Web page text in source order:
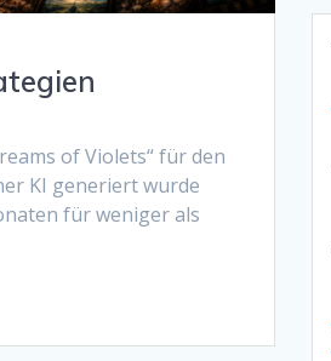
of Violets“ für den
KI generiert wurde
für weniger als